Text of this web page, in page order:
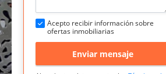
Acepto recibir información sobre
ofertas inmobiliarias
Enviar mensaje